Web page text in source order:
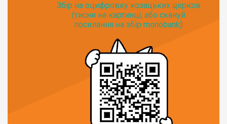
Збір на оцифровку козацьких церков
(тисни на картинці, або скануй
посилання на збір monobank):